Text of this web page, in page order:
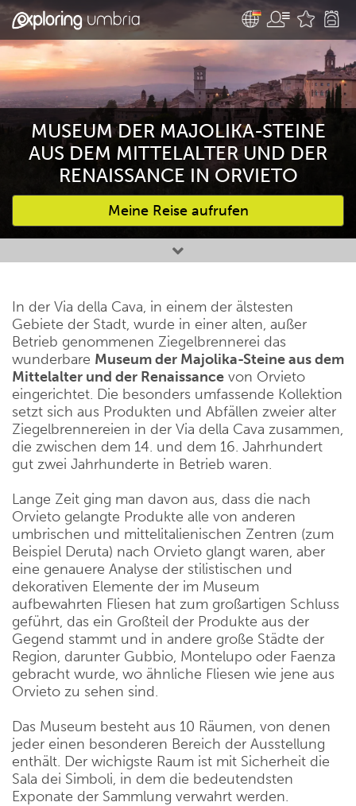
MUSEUM DER MAJOLIKA-STEINE
AUS DEM MITTELALTER UND DER
RENAISSANCE IN ORVIETO
Meine Reise aufrufen
Bevorzugte Aktivitäten
In der Via della Cava, in einem der älstesten
Gebiete der Stadt, wurde in einer alten, außer
Betrieb genommenen Ziegelbrennerei das
wunderbare Museum der Majolika-Steine aus dem
Mittelalter und der Renaissance von Orvieto
eingerichtet. Die besonders umfassende Kollektion
setzt sich aus Produkten und Abfällen zweier alter
Ziegelbrennereien in der Via della Cava zusammen,
die zwischen dem 14. und dem 16. Jahrhundert
gut zwei Jahrhunderte in Betrieb waren.
Lange Zeit ging man davon aus, dass die nach
Orvieto gelangte Produkte alle von anderen
umbrischen und mittelitalienischen Zentren (zum
Beispiel Deruta) nach Orvieto glangt waren, aber
eine genauere Analyse der stilistischen und
dekorativen Elemente der im Museum
aufbewahrten Fliesen hat zum großartigen Schluss
geführt, das ein Großteil der Produkte aus der
Gegend stammt und in andere große Städte der
Region, darunter Gubbio, Montelupo oder Faenza
gebracht wurde, wo ähnliche Fliesen wie jene aus
Orvieto zu sehen sind.
Das Museum besteht aus 10 Räumen, von denen
jeder einen besonderen Bereich der Ausstellung
enthält. Der wichigste Raum ist mit Sicherheit die
Sala dei Simboli, in dem die bedeutendsten
Exponate der Sammlung verwahrt werden.